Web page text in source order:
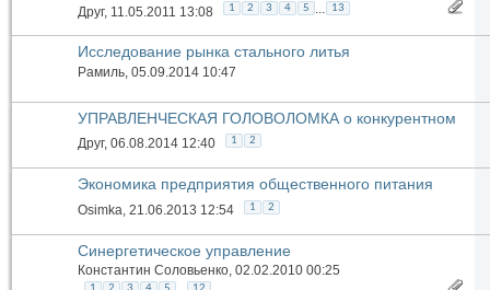
Друг, 11.05.2011 13:08 1 2 3 4 5 ... 13
Исследование рынка стального литья
Рамиль , 05.09.2014 10:47
УПРАВЛЕНЧЕСКАЯ ГОЛОВОЛОМКА о конкурентном
преимуществе
Друг, 06.08.2014 12:40 1 2
Экономика предприятия общественного питания
Osimka , 21.06.2013 12:54 1 2
Синергетическое управление
Константин Соловьенко, 02.02.2010 00:25